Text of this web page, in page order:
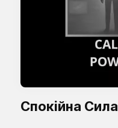
Спокійна Сила